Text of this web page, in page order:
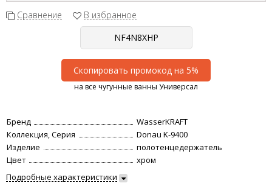
Сравнение В избранное
Скопировать промокод на 5%
на все чугунные ванны Универсал
Бренд
WasserKRAFT
Коллекция, Серия
Donau K-9400
Изделие
полотенцедержатель
Цвет
хром
Подробные характеристики